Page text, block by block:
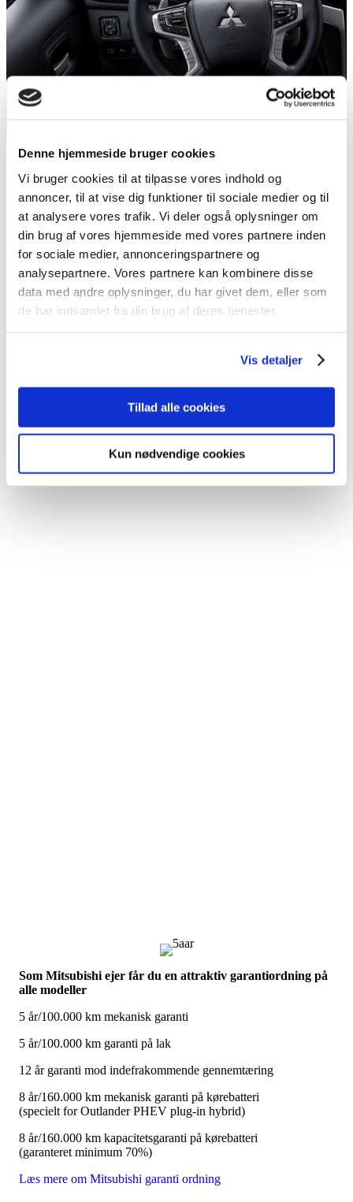
Denne hjemmeside bruger cookies
Vi bruger cookies til at tilpasse vores indhold og
annoncer, til at vise dig funktioner til sociale medier og til
at analysere vores trafik. Vi deler også oplysninger om
din brug af vores hjemmeside med vores partnere inden
for sociale medier, annonceringspartnere og
analysepartnere. Vores partnere kan kombinere disse
data med andre oplysninger, du har givet dem, eller som
de har indsamlet fra din brug af deres tjenester.
Vis detaljer
Tillad alle cookies
Kun nødvendige cookies
Kraftfuld og effektiv
God brændstoføkonomi. Lav CO2-udledning. En exceptionel let 2,2
liters turbodieselmotor giver dig al den kraft og
effektivitet, du har brug for, takket være nogle af markedets mest
avancerede funktioner som f.eks. præcisions
commonrail indsprøjtningssystem
når du handler bil hos os, og når du har din bil til service.
Ulla og Sander Steffensen
UJS Biler Thisted og Viborg
Som Mitsubishi ejer får du en attraktiv garantiordning på
alle modeller
5 år/100.000 km mekanisk garanti
5 år/100.000 km garanti på lak
12 år garanti mod indefrakommende gennemtæring
8 år/160.000 km mekanisk garanti på kørebatteri
(specielt for Outlander PHEV plug-in hybrid)
8 år/160.000 km kapacitetsgaranti på kørebatteri
(garanteret minimum 70%)
Læs mere om Mitsubishi garanti ordning